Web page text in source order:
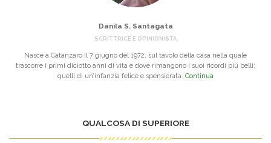
Danila S. Santagata
SCRITTRICE E OPINIONISTA
Nasce a Catanzaro il 7 giugno del 1972, sul tavolo della casa nella quale
trascorre i primi diciotto anni di vita e dove rimangono i suoi ricordi più belli:
quelli di un’infanzia felice e spensierata. Continua
QUALCOSA DI SUPERIORE